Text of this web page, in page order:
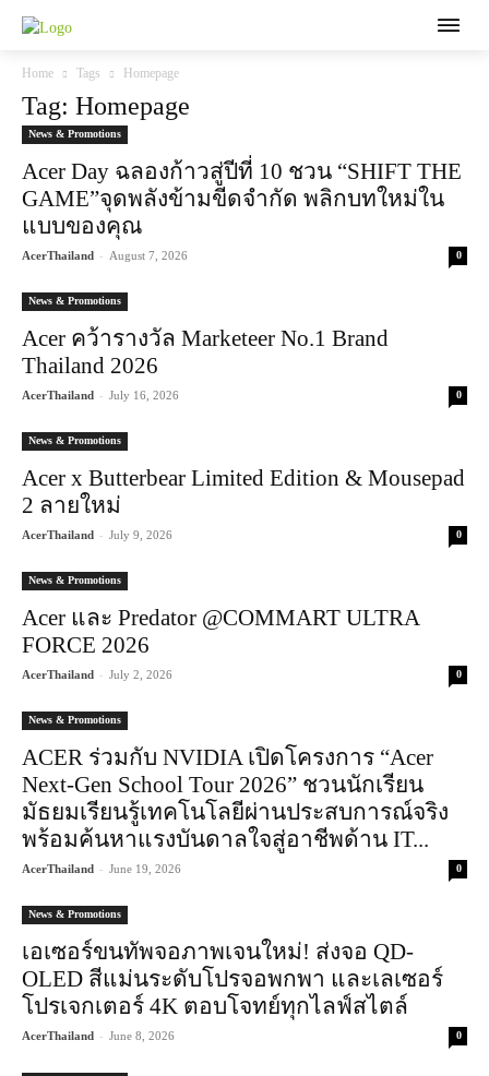
Home Tags Homepage
Tag: Homepage
News & Promotions
Acer Day ฉลองก้าวสู่ปีที่ 10 ชวน “SHIFT THE
GAME”จุดพลังข้ามขีดจำกัด พลิกบทใหม่ใน
แบบของคุณ
AcerThailand - August 7, 2026 0
News & Promotions
Acer คว้ารางวัล Marketeer No.1 Brand
Thailand 2026
AcerThailand - July 16, 2026 0
News & Promotions
Acer x Butterbear Limited Edition & Mousepad
2 ลายใหม่
AcerThailand - July 9, 2026 0
News & Promotions
Acer และ Predator @COMMART ULTRA
FORCE 2026
AcerThailand - July 2, 2026 0
News & Promotions
ACER ร่วมกับ NVIDIA เปิดโครงการ “Acer
Next-Gen School Tour 2026” ชวนนักเรียน
มัธยมเรียนรู้เทคโนโลยีผ่านประสบการณ์จริง
พร้อมค้นหาแรงบันดาลใจสู่อาชีพด้าน IT...
AcerThailand - June 19, 2026 0
News & Promotions
เอเซอร์ขนทัพจอภาพเจนใหม่! ส่งจอ QD-
OLED สีแม่นระดับโปรจอพกพา และเลเซอร์
โปรเจกเตอร์ 4K ตอบโจทย์ทุกไลฟ์สไตล์
AcerThailand - June 8, 2026 0